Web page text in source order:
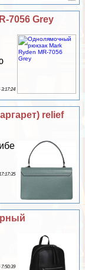
7056 Grey
3:17:24
relief
7:50:39